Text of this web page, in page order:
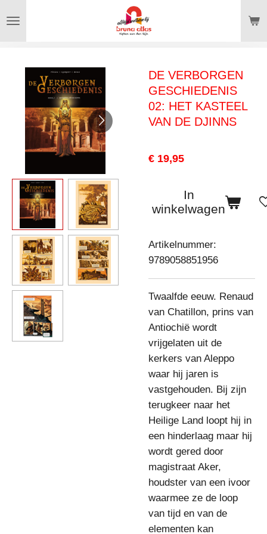
direct
hoofdinhoud
DE VERBORGEN
GESCHIEDENIS
02: HET KASTEEL
VAN DE DJINNS
€ 19,95
In
winkelwagen
Artikelnummer:
9789058851956
Twaalfde eeuw. Renaud
van Chatillon, prins van
Antiochië wordt
vrijgelaten uit de
kerkers van Aleppo
waar hij jaren is
vastgehouden. Bij zijn
terugkeer naar het
Heilige Land loopt hij in
een hinderlaag maar hij
wordt gered door
magistraat Aker,
houdster van een ivoor
waarmee ze de loop
van tijd en van de
elementen kan